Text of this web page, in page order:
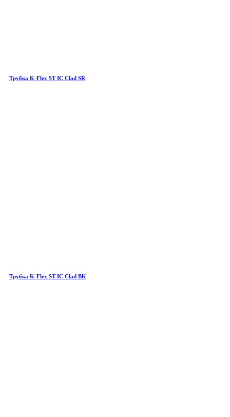
Трубка K-Flex ST IC Clad SR
Трубка K-Flex ST IC Clad BK